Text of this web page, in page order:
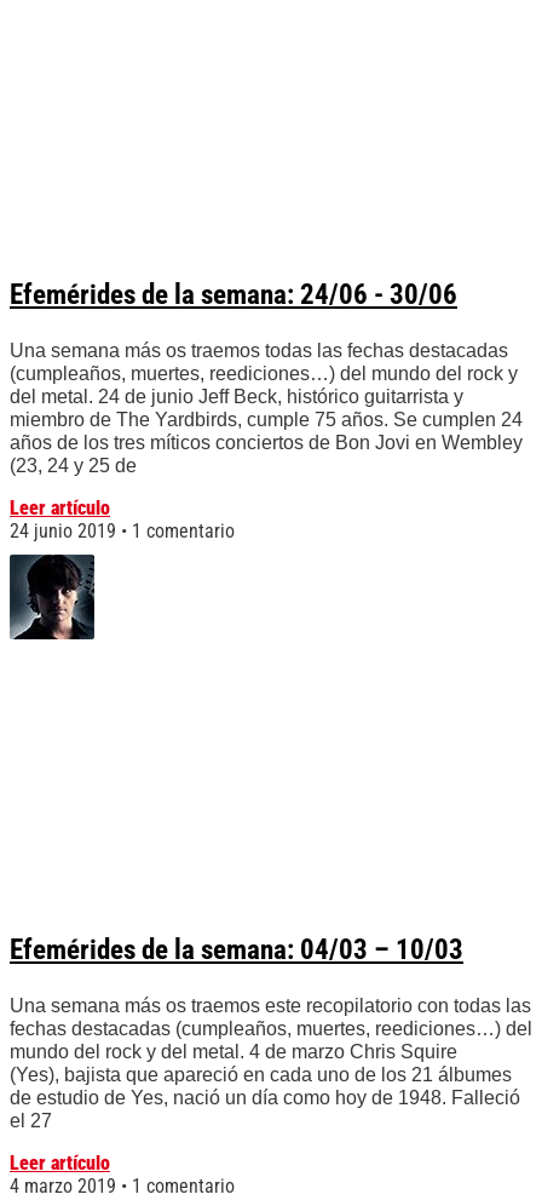
Efemérides de la semana: 24/06 - 30/06
Una semana más os traemos todas las fechas destacadas
(cumpleaños, muertes, reediciones…) del mundo del rock y
del metal. 24 de junio Jeff Beck, histórico guitarrista y
miembro de The Yardbirds, cumple 75 años. Se cumplen 24
años de los tres míticos conciertos de Bon Jovi en Wembley
(23, 24 y 25 de
Leer artículo
24 junio 2019
1 comentario
Efemérides de la semana: 04/03 – 10/03
Una semana más os traemos este recopilatorio con todas las
fechas destacadas (cumpleaños, muertes, reediciones…) del
mundo del rock y del metal. 4 de marzo Chris Squire
(Yes), bajista que apareció en cada uno de los 21 álbumes
de estudio de Yes, nació un día como hoy de 1948. Falleció
el 27
Leer artículo
4 marzo 2019
1 comentario